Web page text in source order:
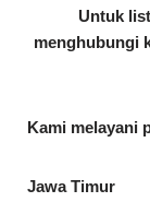
Untuk
menghubungi
Kami melayani
Jawa Timur